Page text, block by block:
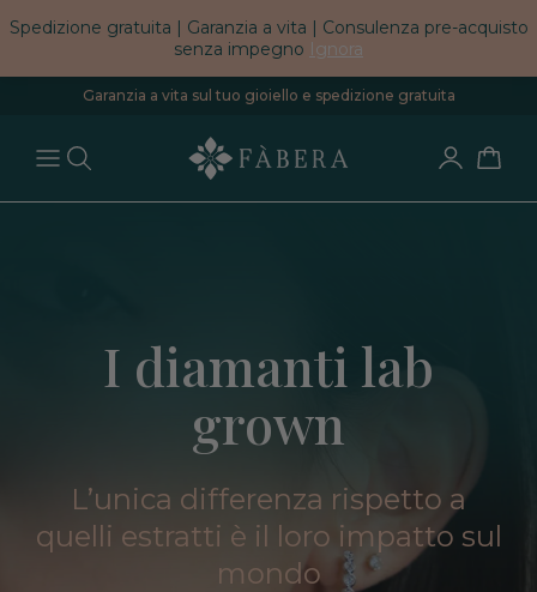
Spedizione gratuita | Garanzia a vita | Consulenza pre-acquisto
senza impegno Ignora
Garanzia a vita sul tuo gioiello e spedizione gratuita
I diamanti lab
grown
L’unica differenza rispetto a
quelli estratti è il loro impatto sul
mondo